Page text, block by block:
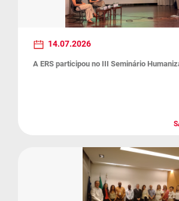
14.07.2026
A ERS participou no III Seminário